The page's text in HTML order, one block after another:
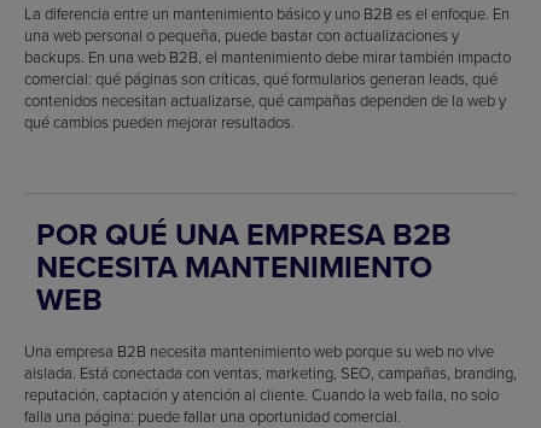
La diferencia entre un mantenimiento básico y uno B2B es el enfoque. En
una web personal o pequeña, puede bastar con actualizaciones y
backups. En una web B2B, el mantenimiento debe mirar también impacto
comercial: qué páginas son críticas, qué formularios generan leads, qué
contenidos necesitan actualizarse, qué campañas dependen de la web y
qué cambios pueden mejorar resultados.
POR QUÉ UNA EMPRESA B2B
NECESITA MANTENIMIENTO
WEB
Una empresa B2B necesita mantenimiento web porque su web no vive
aislada. Está conectada con ventas, marketing, SEO, campañas, branding,
reputación, captación y atención al cliente. Cuando la web falla, no solo
falla una página: puede fallar una oportunidad comercial.